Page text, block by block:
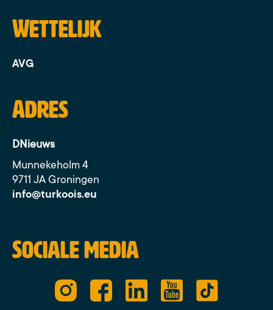
Wettelijk
AVG
Adres
DNieuws
Munnekeholm 4
9711 JA Groningen
info@turkoois.eu
Sociale media